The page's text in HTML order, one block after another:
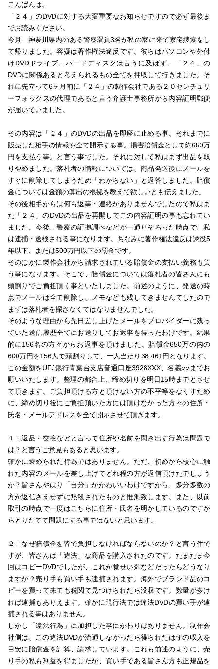
こんばんは。
「２４」のDVDに対する大変重要なお知らせですので必ず最後ま
でお読みください。
今月、神奈川県内のある警察署員3名が私の家に来て家宅捜索をし
て帰りました。容疑は著作権法違反です。彼らはパソコンや外付
けDVDドライブ、ハードディスクは言うに及ばず、「２４」の
DVDに関係あると考えられるもの全てを押収して行きました。そ
れに先立って6ヶ月前に「２４」の製作会社である２０センチュリ
ーフォックスの代理であると言う弁護士事務所から内容証明郵便
が届いていました。
その内容は「２４」のDVDの出品を即座に止める事。それまでに
販売した相手の情報を全て開示する事。損害賠償金として約650万
円を支払う事。と言う事でした。それに対して私はまず出品を取
りやめました。落札者の情報については、商品発送後にメールを
すぐに削除してしまうため「わからない」と返答しました。賠償
金については金額の算出の根拠を教えて欲しいとも伝えました。
その後相手からは何も返事・連絡がありませんでしたので私はま
た「２４」のDVDの出品を再開してこの内容証明の事も忘れてい
ました。今後、警察の証拠調べなどが一通りそろった時点で、私
は逮捕・送検される事になります。ちなみに著作権法違反は懲役5
年以下、または500万円以下の罰金です。
そのほかに製作会社から請求されている賠償金の支払い義務も負
う事になります。そこで、賠償金については落札者の皆さんにも
頭割りでご負担頂く事といたしました。前述のように、発送の時
点でメールは全て削除し、メモなども残してきませんでしたので
まずは落札者を探さなくてはなりませんでした。
そのような理由から先日差し上げたメールをプロバイダーに残っ
ていた送信履歴全てにお送りしてお返事を待ったわけです。結果
的に156名の方々からお返事を頂けました。賠償金650万の内の
600万円を156人で頭割りして、一人当たり38,461円となります。
この金額をUFJ銀行青葉台支店普通口座3928XXX、名義○○までお
願いいたします。整理の都合上、締め切りを明日15時までとさせ
て頂きます。ご負担頂ける方と頂けない方の不平等をなくすため
に、締め切り後にご負担頂いた方には頂けなかった方々の住所・
氏名・メールアドレスを全て開示させて頂きます。
１：返品・交換などと言って住所や名前を聞き出す行為は問題で
は？と言うご意見もあると思います。
確かに褒められた行為ではありません。ただ、初めから核心に触
れた内容のメールを差し上げてどれ程の方が返信頂けたでしょう
か？皆さんやはり「自分」がかわいいわけですから、多分多数の
方が返信さえせずに黙殺されたものと推測致します。また、以前
取引の時点で一度はこちらに住所・氏名を明かしているのですか
らとりたてて問題にする事ではないと思います。
２：なぜ賠償金を皆で負担しなければならないのか？と言う件で
すが、皆さんは「違法」な商品を購入されたのです。たまたま今
回はコピーDVDでしたが、これが覚せい剤などだったらどうなり
ますか？売り手も買い手も逮捕されます。海外でブランド品のコ
ピーを買って来ても税関で見つけられたら没収です。数量が多け
れば逮捕もありえます。確かに現行法では違法DVDの買い手が逮
捕される事はありません。
しかし「違法行為」に加担した事にかわりはありません。制作会
社側は、この違法DVDが流通しなかったら得られたはずの収入を
目安に賠償金を計算、請求しています。これも前述のように、売
り手の私も利益を得ましたが、買い手である皆さん方も正規品を